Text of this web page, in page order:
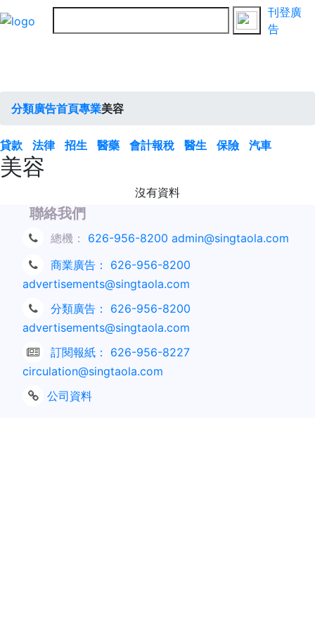
刊登廣
告
分類廣告首頁專業美容
貸款 法律 招生 醫藥 會計報稅 醫生 保險 汽車
美容
沒有資料
聯絡我們
總機： 626-956-8200 admin@singtaola.com
商業廣告：
626-956-8200
advertisements@singtaola.com
分類廣告：
626-956-8200
advertisements@singtaola.com
訂閱報紙：
626-956-8227
circulation@singtaola.com
公司資料